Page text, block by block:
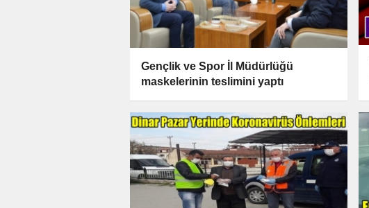
Gençlik ve Spor İl Müdürlüğü
maskelerinin teslimini yaptı